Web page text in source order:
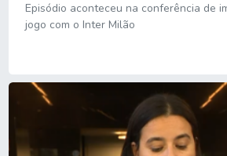
Episódio aconteceu na conferência de
jogo com o Inter Milão